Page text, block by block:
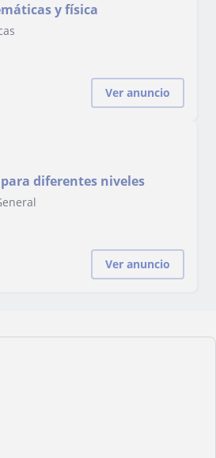
y física
Ver anuncio
para diferentes niveles
Ver anuncio